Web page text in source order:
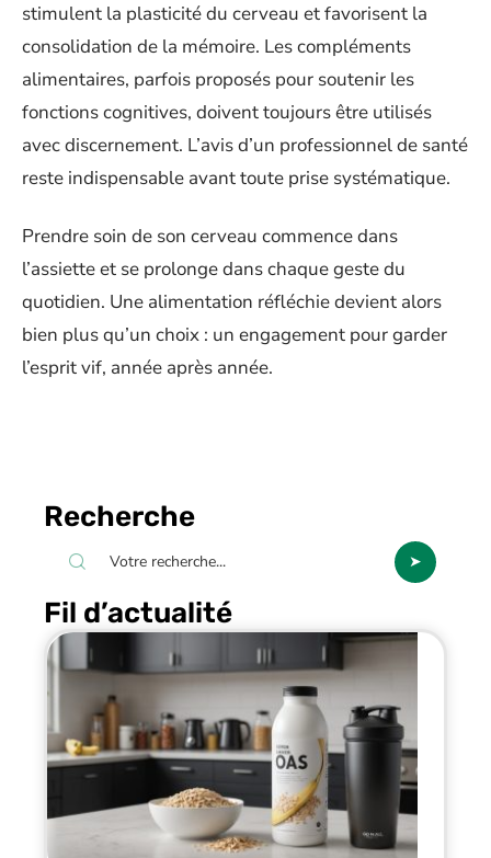
stimulent la plasticité du cerveau et favorisent la
consolidation de la mémoire. Les compléments
alimentaires, parfois proposés pour soutenir les
fonctions cognitives, doivent toujours être utilisés
avec discernement. L’avis d’un professionnel de santé
reste indispensable avant toute prise systématique.
Prendre soin de son cerveau commence dans
l’assiette et se prolonge dans chaque geste du
quotidien. Une alimentation réfléchie devient alors
bien plus qu’un choix : un engagement pour garder
l’esprit vif, année après année.
Recherche
Fil d’actualité